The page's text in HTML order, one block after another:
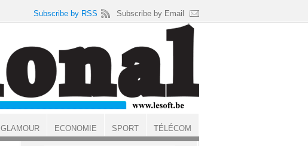
Subscribe by RSS Subscribe by Email
GLAMOUR ECONOMIE SPORT TÉLÉCOM